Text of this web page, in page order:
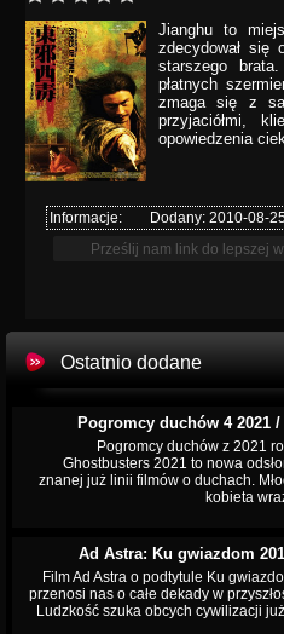
Jianghu to
zdecydował się
starszego
płatnych
zmaga się z
przyjaciółmi,
opowiedzenia
Informacje: Dodany: 2010-08-
Ostatnio dodane
Pogromcy duchów 4 2021 /
Pogromcy duchów z 2021
Ghostbusters 2021 to nowa
znanej już linii filmów o duchach.
kobieta
Ad Astra: Ku gwiazdom
Film Ad Astra o podtytule Ku
przenosi nas o całe dekady w
Ludzkość szuka obcych cywilizacji